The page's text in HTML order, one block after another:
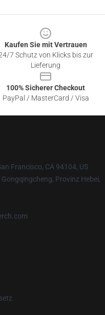
Kaufen Sie mit Vertrauen
7 Schutz von Klicks bis zur
Lieferung
100% Sicherer Checkout
PayPal / MasterCard / Visa
Francisco, CA 94104, US
Provinz Hebei,